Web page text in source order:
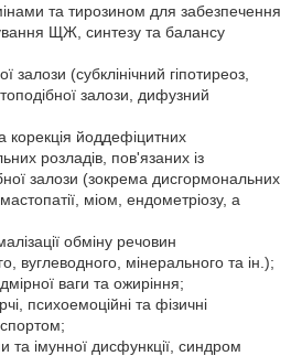
та тирозином для забезпечення
ЩЖ, синтезу та балансу
залози (субклінічний гіпотиреоз,
залози, дифузний
корекція йоддефіцитних
розладів, пов'язаних із
залози (зокрема дисгормональних
міом, ендометріозу, а
обміну речовин
вуглеводного, мінерального та ін.);
ваги та ожиріння;
психоемоційні та фізичні
та імунної дисфункції, синдром